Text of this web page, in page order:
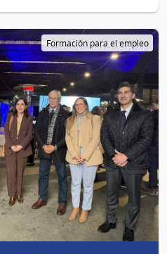
Formación para el empleo